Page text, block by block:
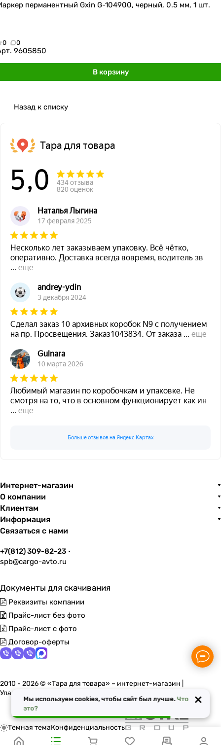
перманентный Gxin G-104900, черный, 0.5 мм, 1 шт.
0 0
9605850
В корзину
Назад к списку
Тара для товара
5,0
434 отзыва
820 оценок
Наталья Лыгина
17 февраля 2025
Несколько лет заказываем упаковку. Всё чётко,
оперативно. Доставка всегда вовремя, водитель зв
... еще
andrey-ydin
3 декабря 2024
Сделал заказ 10 архивных коробок N9 с получением
на пр. Просвещения. Заказ1043834. От заказа ... еще
Gulnara
10 марта 2026
Любимый магазин по коробочкам и упаковке. Не
смотря на то, что в основном функционирует как ин
... еще
Больше отзывов на Яндекс Картах
Интернет-магазин
О компании
Клиентам
Информация
Связаться с нами
+7(812) 309-82-23
spb@cargo-avto.ru
Документы для скачивания
Реквизиты компании
Прайс-лист без фото
Прайс-лист с фото
Договор-оферты
2010 - 2026 © «Тара для товара» – интернет-магазин |
Упаковочные материалы в Санкт-Петербурге
Темная темаКонфиденциальность
Мы используем cookies, чтобы сайт был лучше.Что
это?
×